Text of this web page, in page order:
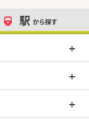
駅 から探す